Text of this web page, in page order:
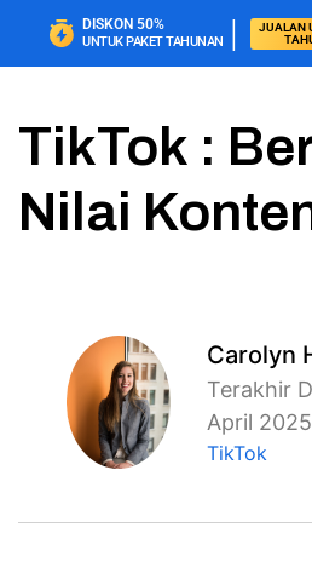
DISKON 50%
UNTUK PAKET TAHUNAN |
JUALAN
TikTok :
Nilai
Carolyn
Terakhir
April 2025
TikTok